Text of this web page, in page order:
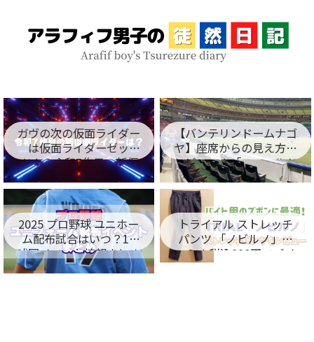
ガヴの次の仮面ライダー
は仮面ライダーゼッ
ツ！？令和7作目の新仮
面ライダー名が判明！
【バンテリンドームナゴ
ヤ】座席からの見え方を
レビュー！「フィールド
シート編」
2025 プロ野球 ユニホー
ム配布試合はいつ？12
球団イベント情報まとめ
トライアル ストレッチ
パンツ 「ノビルノ」口
コミ！税込998円でバイ
ト用のズボンに最適！